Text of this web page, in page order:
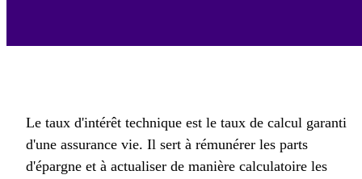
Le taux d'intérêt technique est le taux de calcul garanti
d'une assurance vie. Il sert à rémunérer les parts
d'épargne et à actualiser de manière calculatoire les